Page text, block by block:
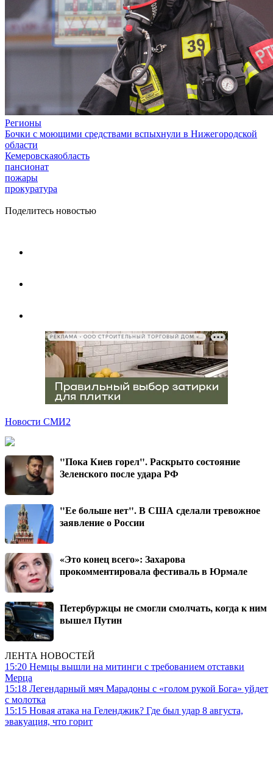
Регионы
Бочки с моющими средствами вспыхнули в Нижегородской
области
Кемеровскаяобласть
пансионат
пожары
прокуратура
Поделитесь новостью
РЕКЛАМА • ООО СТРОИТЕЛЬНЫЙ ТОРГОВЫЙ ДОМ «ПЕТРОВИЧ», ИНН 7802348846
Новости СМИ2
"Пока Киев горел". Раскрыто состояние
Зеленского после удара РФ
"Ее больше нет". В США сделали тревожное
заявление о России
«Это конец всего»: Захарова
прокомментировала фестиваль в Юрмале
Петербуржцы не смогли смолчать, когда к ним
вышел Путин
ЛЕНТА НОВОСТЕЙ
15:20 Немцы вышли на митинги с требованием отставки
Мерца
15:18 Легендарный мяч Марадоны с «голом рукой Бога» уйдет
с молотка
15:15 Новая атака на Геленджик? Где был удар 8 августа,
эвакуация, что горит